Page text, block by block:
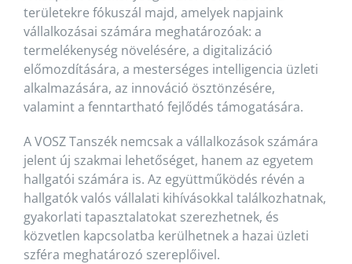
területekre fókuszál majd, amelyek napjaink
vállalkozásai számára meghatározóak: a
termelékenység növelésére, a digitalizáció
előmozdítására, a mesterséges intelligencia üzleti
alkalmazására, az innováció ösztönzésére,
valamint a fenntartható fejlődés támogatására.
A VOSZ Tanszék nemcsak a vállalkozások számára
jelent új szakmai lehetőséget, hanem az egyetem
hallgatói számára is. Az együttműködés révén a
hallgatók valós vállalati kihívásokkal találkozhatnak,
gyakorlati tapasztalatokat szerezhetnek, és
közvetlen kapcsolatba kerülhetnek a hazai üzleti
szféra meghatározó szereplőivel.